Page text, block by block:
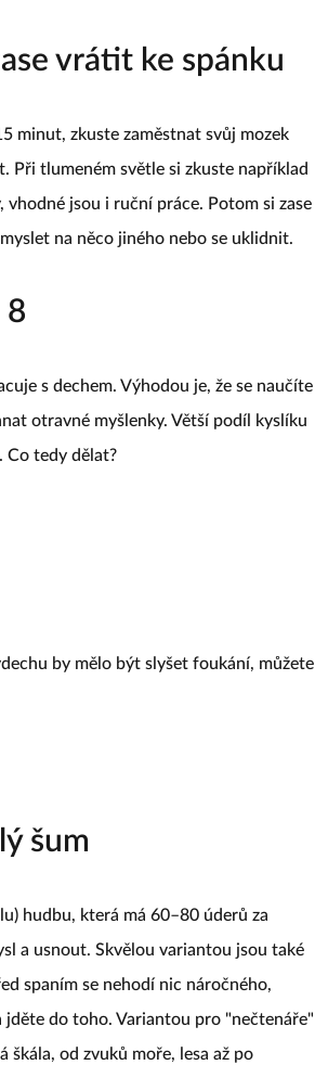
vrátit ke spánku
minut, zkuste zaměstnat svůj mozek
Při tlumeném světle si zkuste například
jsou i ruční práce. Potom si zase
na něco jiného nebo se uklidnit.
8
s dechem. Výhodou je, že se naučíte
otravné myšlenky. Větší podíl kyslíku
Co tedy dělat?
by mělo být slyšet foukání, můžete
šum
hudbu, která má 60–80 úderů za
a usnout. Skvělou variantou jsou také
spaním se nehodí nic náročného,
do toho. Variantou pro "nečtenáře"
od zvuků moře, lesa až po